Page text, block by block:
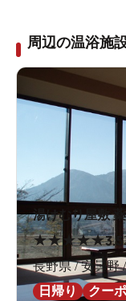
周辺の温浴施
湯けむり屋敷 薬
★★★★★3.5
長野県 / 安曇野
日帰り
クー